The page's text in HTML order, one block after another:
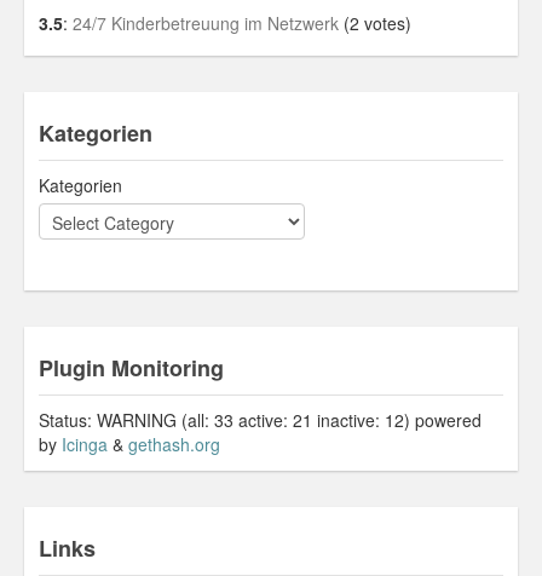
3.5: 24/7 Kinderbetreuung im Netzwerk (2 votes)
Kategorien
Kategorien
Plugin Monitoring
Status: WARNING (all: 33 active: 21 inactive: 12) powered
by Icinga & gethash.org
Links